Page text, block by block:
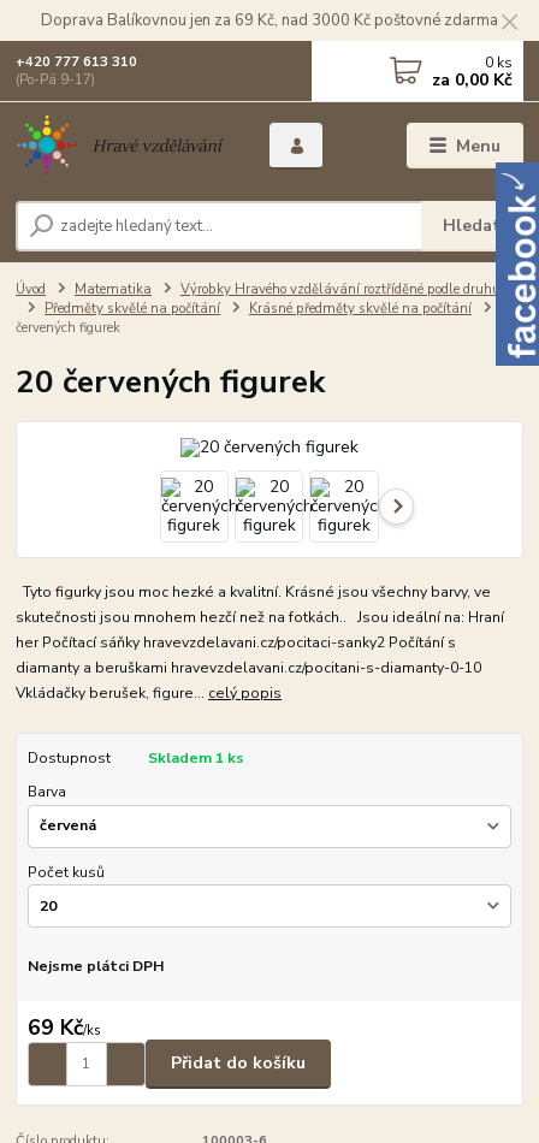
Doprava Balíkovnou jen za 69 Kč, nad 3000 Kč poštovné zdarma
Menu
Hledat
+420 777 613 310
(Po-Pá 9-17)
0 ks
za 0,00 Kč
Úvod Matematika
Výrobky Hravého vzdělávání roztříděné podle druhu
Předměty skvělé na počítání
Krásné předměty skvělé na počítání
20
červených figurek
20 červených figurek
Tyto figurky jsou moc hezké a kvalitní. Krásné jsou všechny barvy, ve
skutečnosti jsou mnohem hezčí než na fotkách.. Jsou ideální na: Hraní
her Počítací sáňky hravevzdelavani.cz/pocitaci-sanky2 Počítání s
diamanty a beruškami hravevzdelavani.cz/pocitani-s-diamanty-0-10
Vkládačky berušek, figure... celý popis
Dostupnost
Skladem 1 ks
Barva
Počet kusů
Nejsme plátci DPH
69 Kč/ks
Přidat do košíku